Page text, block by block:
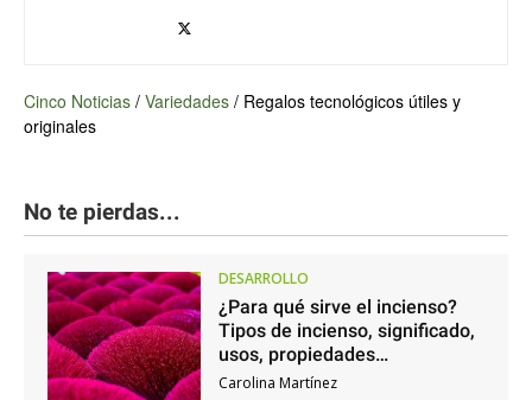
Cinco Noticias / Variedades / Regalos tecnológicos útiles y
originales
No te pierdas...
DESARROLLO
¿Para qué sirve el incienso?
Tipos de incienso, significado,
usos, propiedades…
Carolina Martínez